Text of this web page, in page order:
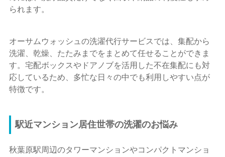
られます。
オーサムウォッシュの洗濯代行サービスでは、集配から
洗濯、乾燥、たたみまでをまとめて任せることができま
す。宅配ボックスやドアノブを活用した不在集配にも対
応しているため、多忙な日々の中でも利用しやすい点が
特徴です。
駅近マンション居住世帯の洗濯のお悩み
秋葉原駅周辺のタワーマンションやコンパクトマンショ